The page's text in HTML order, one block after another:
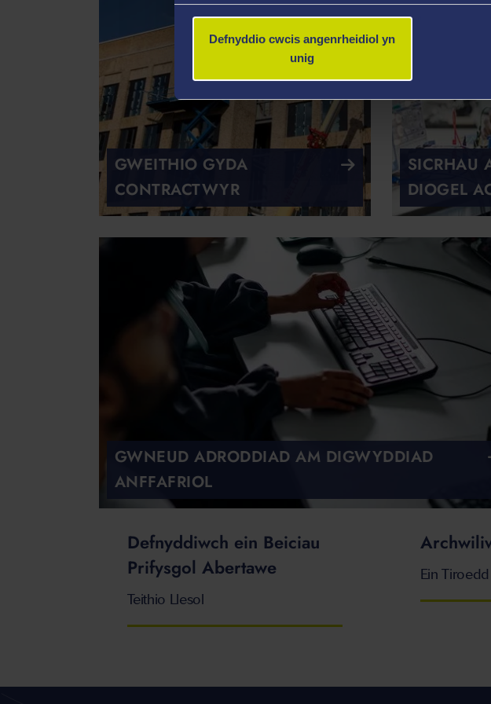
Defnyddio cwcis angenrheidiol yn
unig
GWEITHIO GYDA
CONTRACTWYR
SICRHAU
DIOGEL
GWNEUD ADRODDIAD AM DIGWYDDIAD
ANFFAFRIOL
Defnyddiwch ein Beiciau
Prifysgol Abertawe
Teithio Llesol
Ein Tiroedd